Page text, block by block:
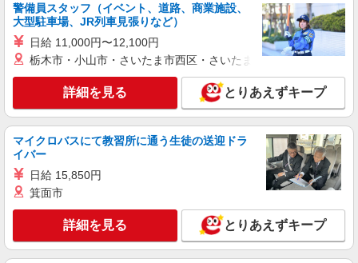
警備員スタッフ（イベント、道路、商業施設、
大型駐車場、JR列車見張りなど）
日給 11,000円〜12,100円
栃木市・小山市・さいたま市西区・さいたま市岩槻区・久喜市・
詳細を見る とりあえずキープ
マイクロバスにて教習所に通う生徒の送迎ドラ
イバー
日給 15,850円
箕面市
詳細を見る とりあえずキープ